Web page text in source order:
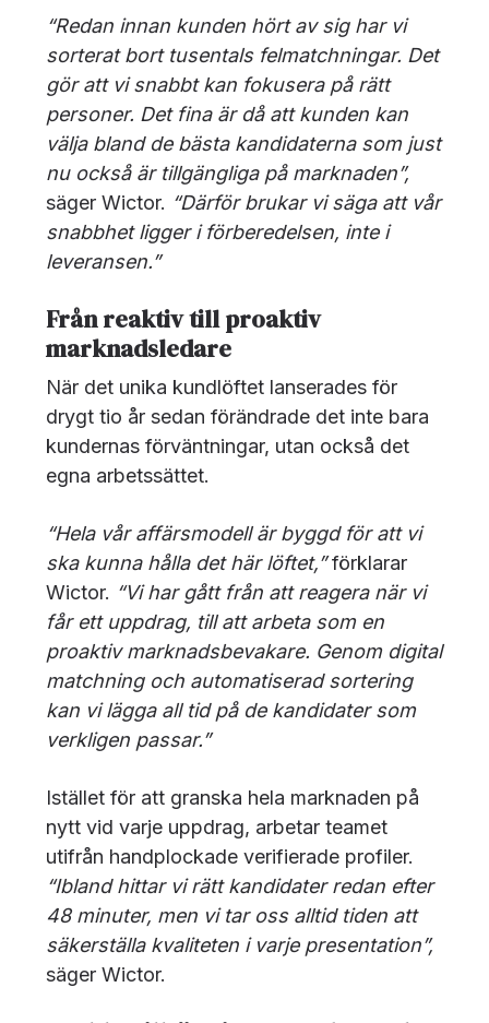
“Redan innan kunden hört av sig har vi
sorterat bort tusentals felmatchningar. Det
gör att vi snabbt kan fokusera på rätt
personer. Det fina är då att kunden kan
välja bland de bästa kandidaterna som just
nu också är tillgängliga på marknaden”,
säger Wictor. “Därför brukar vi säga att vår
snabbhet ligger i förberedelsen, inte i
leveransen.”
Från reaktiv till proaktiv
marknadsledare
När det unika kundlöftet lanserades för
drygt tio år sedan förändrade det inte bara
kundernas förväntningar, utan också det
egna arbetssättet.
“Hela vår affärsmodell är byggd för att vi
ska kunna hålla det här löftet,”förklarar
Wictor. “Vi har gått från att reagera när vi
får ett uppdrag, till att arbeta som en
proaktiv marknadsbevakare. Genom digital
matchning och automatiserad sortering
kan vi lägga all tid på de kandidater som
verkligen passar.”
Istället för att granska hela marknaden på
nytt vid varje uppdrag, arbetar teamet
utifrån handplockade verifierade profiler.
“Ibland hittar vi rätt kandidater redan efter
48 minuter, men vi tar oss alltid tiden att
säkerställa kvaliteten i varje presentation”,
säger Wictor.